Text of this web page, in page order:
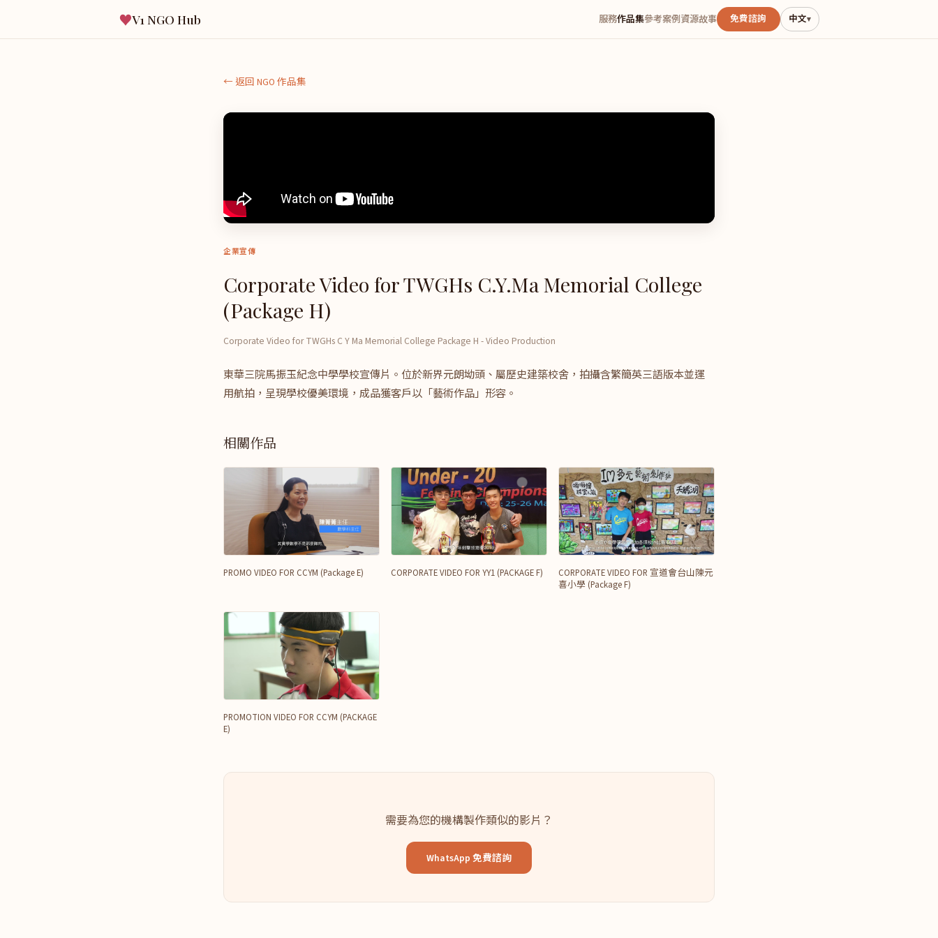
♥V1 NGO Hub 服務作品集參考案例資源故事 免費諮詢 中文▾
← 返回 NGO 作品集
企業宣傳
Corporate Video for TWGHs C.Y.Ma Memorial College
(Package H)
Corporate Video for TWGHs C Y Ma Memorial College Package H - Video Production
東華三院馬振玉紀念中學學校宣傳片。位於新界元朗坳頭、屬歷史建築校舍，拍攝含繁簡英三語版本並運
用航拍，呈現學校優美環境，成品獲客戶以「藝術作品」形容。
相關作品
PROMO VIDEO FOR CCYM (Package E) CORPORATE VIDEO FOR YY1 (PACKAGE F)
CORPORATE VIDEO FOR 宣道會台山陳元
喜小學 (Package F)
PROMOTION VIDEO FOR CCYM (PACKAGE
E)
需要為您的機構製作類似的影片？
WhatsApp 免費諮詢